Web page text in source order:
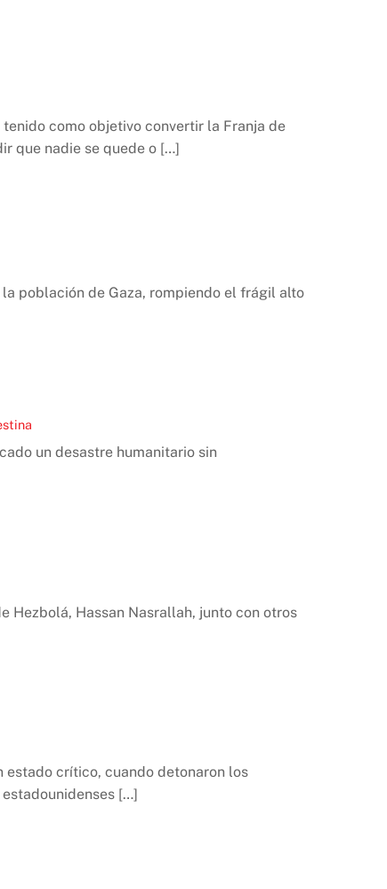
como objetivo convertir la Franja de
que nadie se quede o […]
población de Gaza, rompiendo el frágil alto
un desastre humanitario sin
Hezbolá, Hassan Nasrallah, junto con otros
estado crítico, cuando detonaron los
[…]